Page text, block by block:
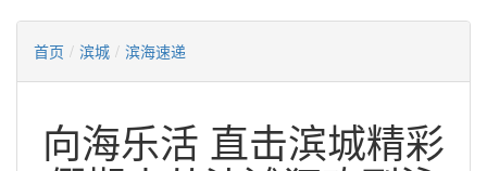
首页 / 滨城 / 滨海速递
向海乐活 直击滨城精彩